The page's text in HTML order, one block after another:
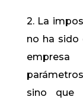
2. La
no ha sido
sino que